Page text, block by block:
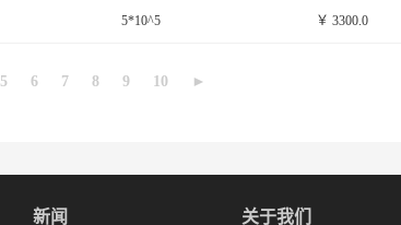
5*10^5 ￥ 3300.0
5 6 7 8 9 10 ►
新闻 关于我们